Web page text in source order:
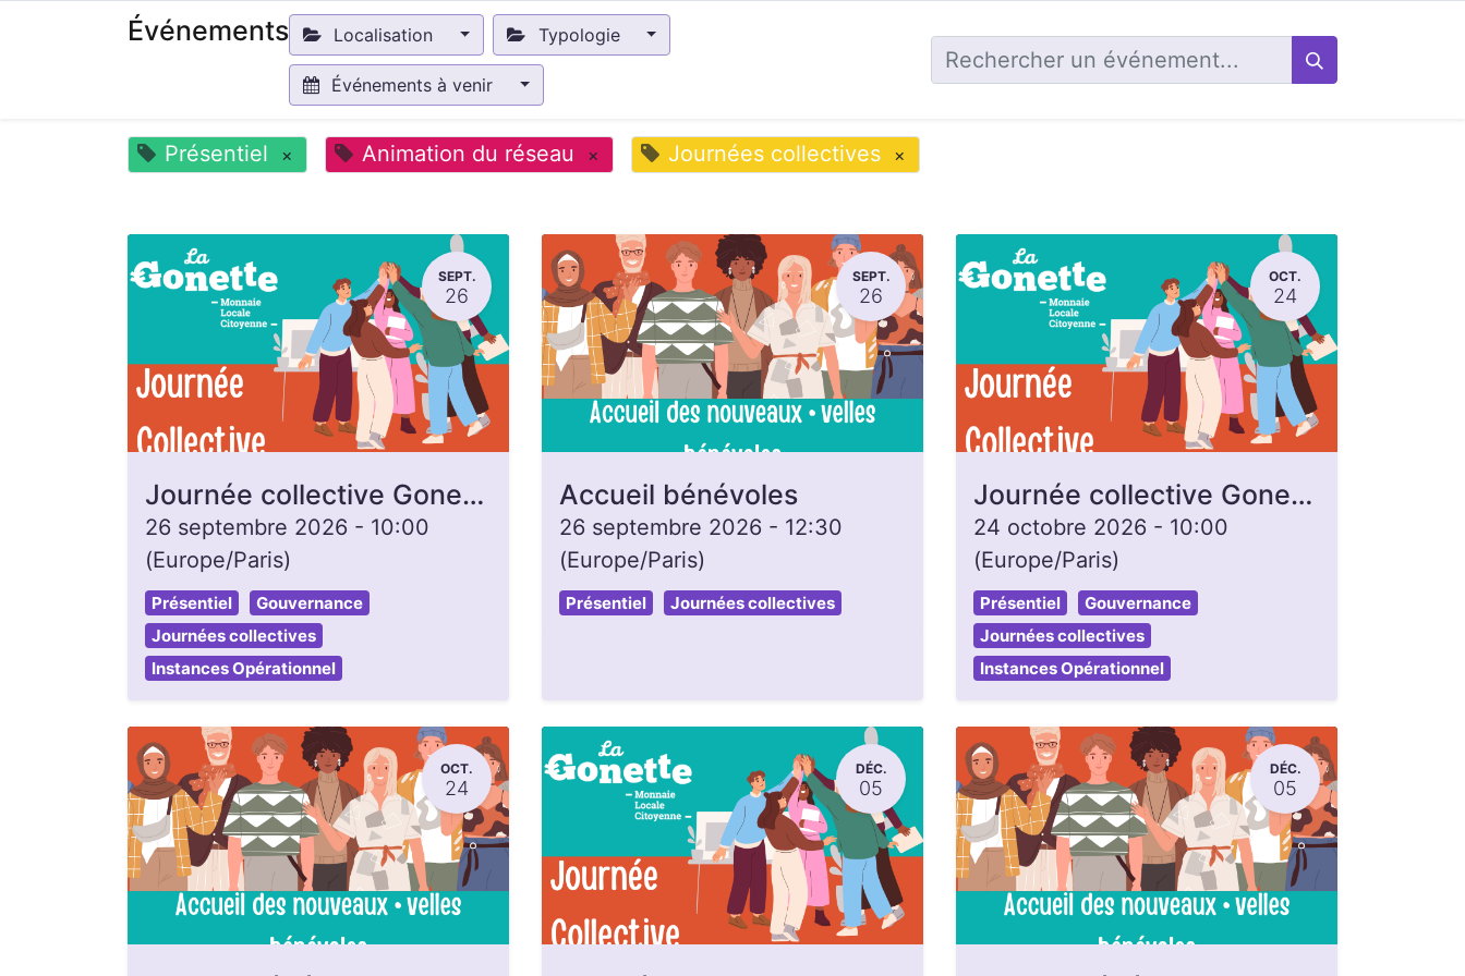
Événements Localisation Typologie
Événements à venir
Présentiel × Animation du réseau × Journées collectives ×
SEPT.
26
Journée collective Gonette, ouverte à toutes et tous
26 septembre 2026 - 10:00
(Europe/Paris)
Présentiel
Gouvernance
Journées collectives
Instances Opérationnel
SEPT.
26
Accueil bénévoles
26 septembre 2026 - 12:30
(Europe/Paris)
Présentiel Journées collectives
OCT.
24
Journée collective Gonette, ouverte à toutes et tous
24 octobre 2026 - 10:00
(Europe/Paris)
Présentiel
Gouvernance
Journées collectives
Instances Opérationnel
OCT.
24
DÉC.
05
DÉC.
05